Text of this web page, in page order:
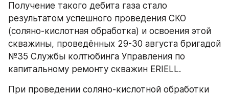
Получение такого дебита газа стало
результатом успешного проведения СКО
(соляно-кислотная обработка) и освоения этой
скважины, проведённых 29-30 августа бригадой
№35 Службы колтюбинга Управления по
капитальному ремонту скважин ERIELL.
При проведении соляно-кислотной обработки